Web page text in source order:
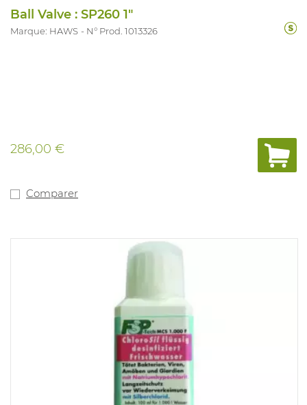
Ball Valve : SP260 1"
Marque: HAWS N° Prod. 1013326
286,00 €
Comparer